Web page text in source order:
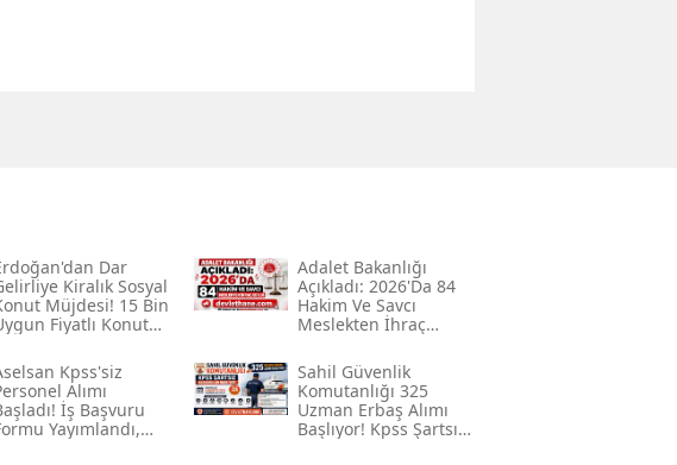
Isparta
Mersin
İstanbul
İzmir
Dar
Kiralık Sosyal
Müjdesi! 15 Bin
Fiyatlı Konut
Adalet Bakanlığı
Açıkladı: 2026'da 84
Hakim Ve Savcı
Meslekten İhraç
Kpss'siz
Alımı
İş Başvuru
Yayımlandı,
Sahil Güvenlik
Komutanlığı 325
Uzman Erbaş Alımı
Başlıyor! Kpss Şartsız